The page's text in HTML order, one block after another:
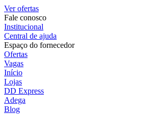
Ver ofertas
Fale conosco
Institucional
Central de ajuda
Espaço do fornecedor
Ofertas
Vagas
Início
Lojas
DD Express
Adega
Blog